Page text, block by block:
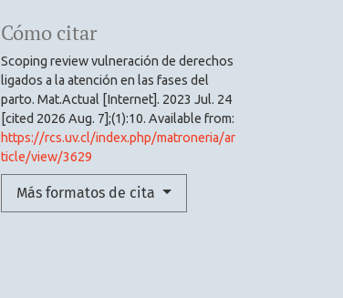
Cómo citar
Scoping review vulneración de derechos
ligados a la atención en las fases del
parto. Mat.Actual [Internet]. 2023 Jul. 24
[cited 2026 Aug. 7];(1):10. Available from:
https://rcs.uv.cl/index.php/matroneria/ar
ticle/view/3629
Más formatos de cita